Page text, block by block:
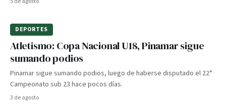
DEPORTES
Atletismo: Copa Nacional U18, Pinamar sigue
sumando podios
Pinamar sigue sumando podios, luego de haberse disputado el 22°
Campeonato sub 23 hace pocos días.
3 de agosto